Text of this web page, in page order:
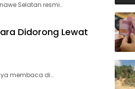
Selatan resmi…
Didorong Lewat
membaca di…